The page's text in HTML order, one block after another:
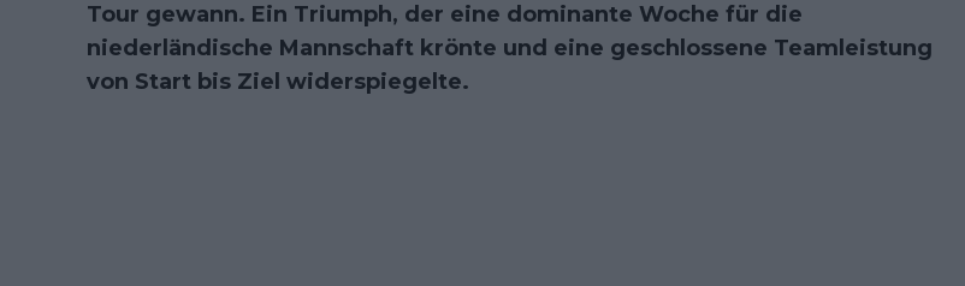
Tour gewann. Ein Triumph, der eine dominante Woche für die
niederländische Mannschaft krönte und eine geschlossene Teamleistung
von Start bis Ziel widerspiegelte.